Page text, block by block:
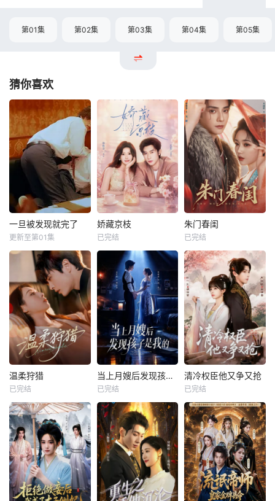
第01集 第02集 第03集 第04集 第05集
猜你喜欢
一旦被发现就完了
更新至第01集
娇藏京枝
已完结
朱门春闺
已完结
温柔狩猎
已完结
当上月嫂后发现孩子是我的
已完结
清冷权臣他又争又抢
已完结